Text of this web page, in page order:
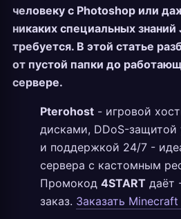
человеку с Photoshop или
никаких специальных знаний
требуется. В этой статье
от пустой папки до
сервере.
Pterohost - игровой
дисками, DDoS-защитой
и поддержкой 24/7 -
сервера с кастомным
Промокод 4START даёт
заказ. Заказать Minecraft